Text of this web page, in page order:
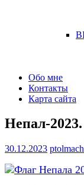
Обо мне
Контакты
Карта сайта
Непал-
30.12.2023